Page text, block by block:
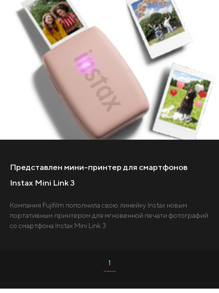
Представлен мини-принтер для смартфонов
Instax Mini Link 3
Компания Fujifilm пополнила свою линейку Instax новым
портативным принтером для мгновенной печати фотографий
со смартфона Instax Mini Link 3.
1